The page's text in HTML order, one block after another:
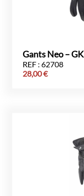
Gants Neo – GK
REF : 62708
28,00€